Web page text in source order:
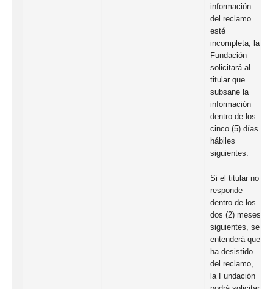
información
del reclamo
esté
incompleta, la
Fundación
solicitará al
titular que
subsane la
información
dentro de los
cinco (5) días
hábiles
siguientes.
Si el titular no
responde
dentro de los
dos (2) meses
siguientes, se
entenderá que
ha desistido
del reclamo,
la Fundación